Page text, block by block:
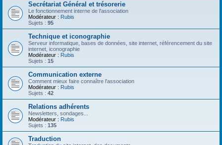
Secrétariat Général et trésorerie
Le fonctionnement interne de l'association
Modérateur : Rubis
Sujets : 95
Technique et iconographie
Serveur informatique, bases de données, site internet, référencement du site
internet, iconographie
Modérateur : Rubis
Sujets : 15
Communication externe
Comment mieux faire connaître l'association
Modérateur : Rubis
Sujets : 42
Relations adhérents
Newsletters, sondages...
Modérateur : Rubis
Sujets : 135
Traduction